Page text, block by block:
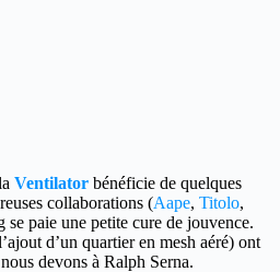
Ventilator bénéficie de quelques
collaborations (Aape, Titolo,
paie une petite cure de jouvence.
d’un quartier en mesh aéré) ont
devons à Ralph Serna.